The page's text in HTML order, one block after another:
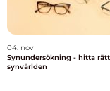
04. nov
Synundersökning - hitta
synvärlden